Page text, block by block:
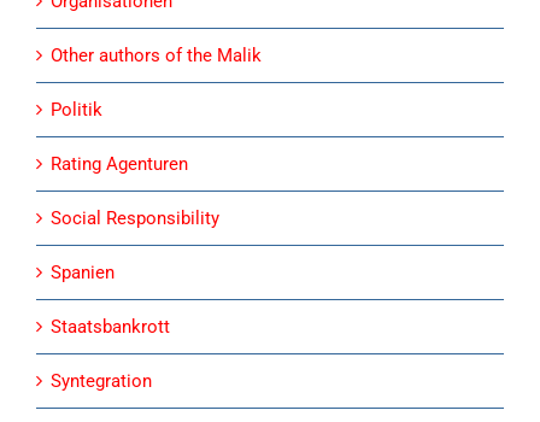
Other authors of the Malik
Politik
Rating Agenturen
Social Responsibility
Spanien
Staatsbankrott
Syntegration